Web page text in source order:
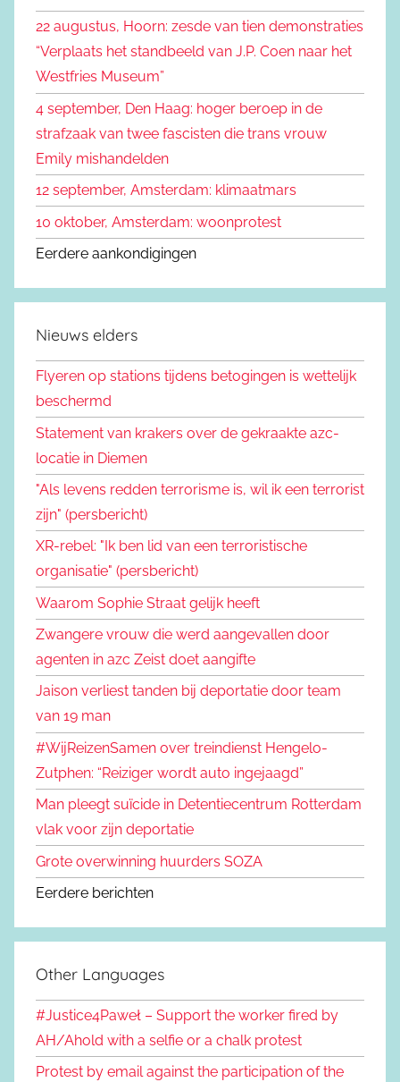
n
r
:
e
n
22 augustus, Hoorn: zesde van tien demonstraties
“Verplaats het standbeeld van J.P. Coen naar het
Westfries Museum”
4 september, Den Haag: hoger beroep in de
strafzaak van twee fascisten die trans vrouw
Emily mishandelden
12 september, Amsterdam: klimaatmars
10 oktober, Amsterdam: woonprotest
Eerdere aankondigingen
Nieuws elders
Flyeren op stations tijdens betogingen is wettelijk
beschermd
Statement van krakers over de gekraakte azc-
locatie in Diemen
"Als levens redden terrorisme is, wil ik een terrorist
zijn" (persbericht)
XR-rebel: "Ik ben lid van een terroristische
organisatie" (persbericht)
Waarom Sophie Straat gelijk heeft
Zwangere vrouw die werd aangevallen door
agenten in azc Zeist doet aangifte
Jaison verliest tanden bij deportatie door team
van 19 man
#WijReizenSamen over treindienst Hengelo-
Zutphen: “Reiziger wordt auto ingejaagd”
Man pleegt suïcide in Detentiecentrum Rotterdam
vlak voor zijn deportatie
Grote overwinning huurders SOZA
Eerdere berichten
Other Languages
#Justice4Paweł – Support the worker fired by
AH/Ahold with a selfie or a chalk protest
Protest by email against the participation of the